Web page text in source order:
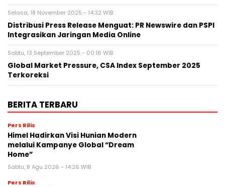
Selasa, 18 November 2025 - 14:32 WIB
Distribusi Press Release Menguat: PR Newswire dan PSPI
Integrasikan Jaringan Media Online
Sabtu, 13 September 2025 - 00:16 WIB
Global Market Pressure, CSA Index September 2025
Terkoreksi
BERITA TERBARU
Pers Rilis
Himel Hadirkan Visi Hunian Modern
melalui Kampanye Global “Dream
Home”
Sabtu, 8 Agu 2026 - 14:26 WIB
Pers Rilis